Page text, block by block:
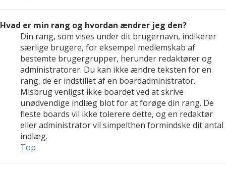
Hvad er min rang og hvordan ændrer jeg den?
Din rang, som vises under dit brugernavn, indikerer
særlige brugere, for eksempel medlemskab af
bestemte brugergrupper, herunder redaktører og
administratorer. Du kan ikke ændre teksten for en
rang, de er indstillet af en boardadministrator.
Misbrug venligst ikke boardet ved at skrive
unødvendige indlæg blot for at forøge din rang. De
fleste boards vil ikke tolerere dette, og en redaktør
eller administrator vil simpelthen formindske dit antal
indlæg.
Top